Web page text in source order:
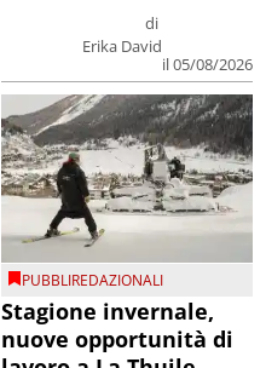
di
Erika David
il 05/08/2026
PUBBLIREDAZIONALI
Stagione invernale,
nuove opportunità di